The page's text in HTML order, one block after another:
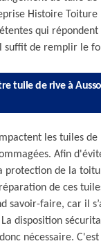
Histoire Toiture
qui
suffit de remplir le
tuile de rive à
les tuiles de
Afin
protection de la
de ces
savoir-faire, car il
disposition
nécessaire.